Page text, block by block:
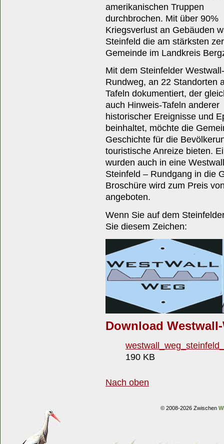
amerikanischen Truppen
durchbrochen. Mit über 90%
Kriegsverlust an Gebäuden
Steinfeld die am stärksten
Gemeinde im Landkreis
Mit dem Steinfelder Westwall-
Rundweg, an 22 Standorten
Tafeln dokumentiert, der
auch Hinweis-Tafeln anderer
historischer Ereignisse und
beinhaltet, möchte die
Geschichte für die
touristische Anreize bieten.
wurden auch in eine
Steinfeld – Rundgang in die
Broschüre wird zum Preis
angeboten.
Wenn Sie auf dem
Sie diesem Zeichen:
Download
190 KB
Nach oben
© 2008-2026 Zwischen